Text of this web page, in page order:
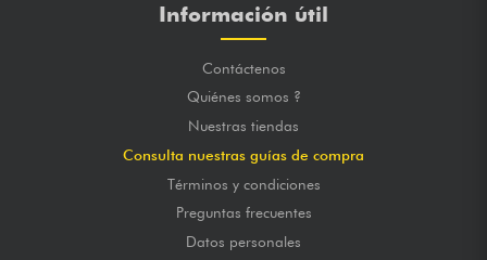
Información útil
Contáctenos
Quiénes somos ?
Nuestras tiendas
Consulta nuestras guías de compra
Términos y condiciones
Preguntas frecuentes
Datos personales